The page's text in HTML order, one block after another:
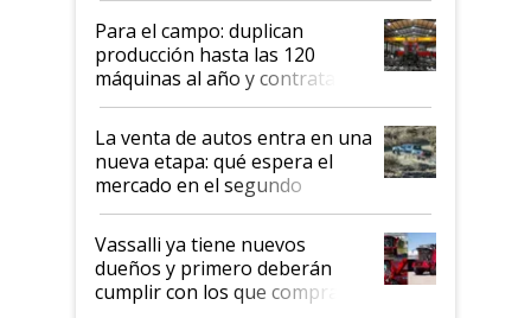
Para el campo: duplican
producción hasta las 120
máquinas al año y contratan
especialistas de la industria
automotriz para lograrlo
La venta de autos entra en una
nueva etapa: qué espera el
mercado en el segundo
semestre
Vassalli ya tiene nuevos
dueños y primero deberán
cumplir con los que compraron